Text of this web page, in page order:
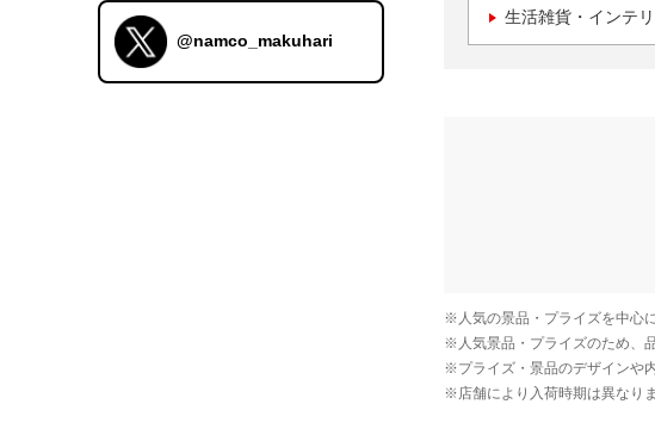
生活雑貨・インテ
@namco_makuhari